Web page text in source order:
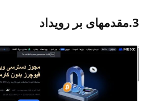
3.مقدمهای بر رویداد